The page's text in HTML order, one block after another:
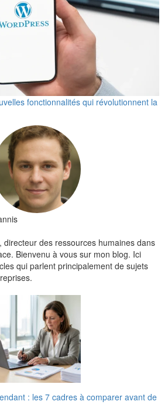
fonctionnalités qui révolutionnent la
directeur des ressources humaines dans
Bienvenu à vous sur mon blog. Ici
qui parlent principalement de sujets
: les 7 cadres à comparer avant de